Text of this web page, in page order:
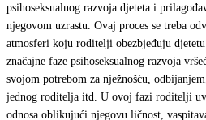
psihoseksualnog razvoja djeteta i
njegovom uzrastu. Ovaj proces se treba
atmosferi koju roditelji obezbjeđuju
značajne faze psihoseksualnog razvoja
svojom potrebom za nježnošću,
jednog roditelja itd. U ovoj fazi roditelji
odnosa oblikujući njegovu ličnost,